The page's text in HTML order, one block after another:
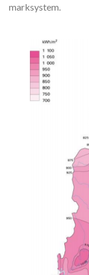
marksystem.